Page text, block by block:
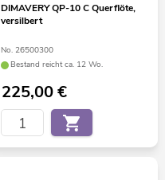
DIMAVERY QP-10 C Querflöte,
versilbert
No. 26500300
Bestand reicht ca. 12 Wo.
225,00€